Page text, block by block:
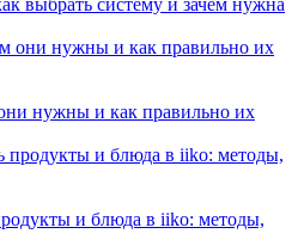
выбрать систему и зачем нужна
нужны и как правильно их
и блюда в iiko: методы,